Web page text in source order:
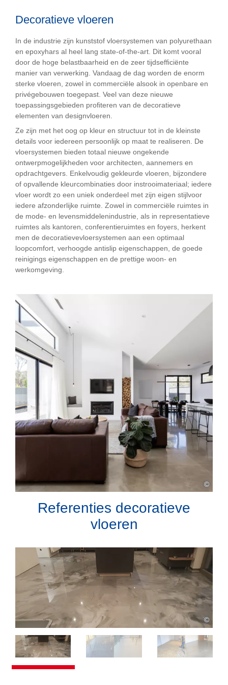
Decoratieve vloeren
In de industrie zijn kunststof vloersystemen van polyurethaan
en epoxyhars al heel lang state-of-the-art. Dit komt vooral
door de hoge belastbaarheid en de zeer tijdsefﬁciënte
manier van verwerking. Vandaag de dag worden de enorm
sterke vloeren, zowel in commerciële alsook in openbare en
privégebouwen toegepast. Veel van deze nieuwe
toepassingsgebieden proﬁteren van de decoratieve
elementen van designvloeren.
Ze zijn met het oog op kleur en structuur tot in de kleinste
details voor iedereen persoonlijk op maat te realiseren. De
vloersystemen bieden totaal nieuwe ongekende
ontwerpmogelijkheden voor architecten, aannemers en
opdrachtgevers. Enkelvoudig gekleurde vloeren, bijzondere
of opvallende kleurcombinaties door instrooimateriaal; iedere
vloer wordt zo een uniek onderdeel met zijn eigen stijlvoor
iedere afzonderlijke ruimte. Zowel in commerciële ruimtes in
de mode- en levensmiddelenindustrie, als in representatieve
ruimtes als kantoren, conferentieruimtes en foyers, herkent
men de decoratievevloersystemen aan een optimaal
loopcomfort, verhoogde antislip eigenschappen, de goede
reinigings eigenschappen en de prettige woon- en
werkomgeving.
©
Referenties decoratieve
vloeren
©